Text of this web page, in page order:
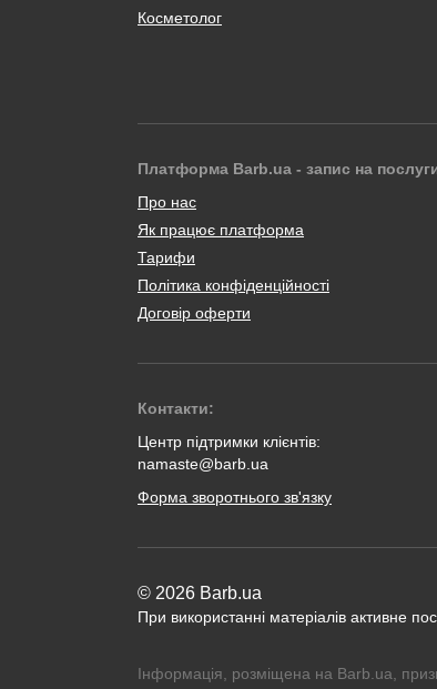
Косметолог
Платформа Barb.ua - запис на
Про нас
Як працює платформа
Тарифи
Політика конфіденційності
Договір оферти
Контакти:
Центр підтримки клієнтів:
namaste@barb.ua
Форма зворотнього зв'язку
© 2026 Barb.ua
При використанні матеріалів активне
Інформація, розміщена на Barb.ua,